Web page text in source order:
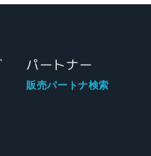
パートナー
販売パートナ検索